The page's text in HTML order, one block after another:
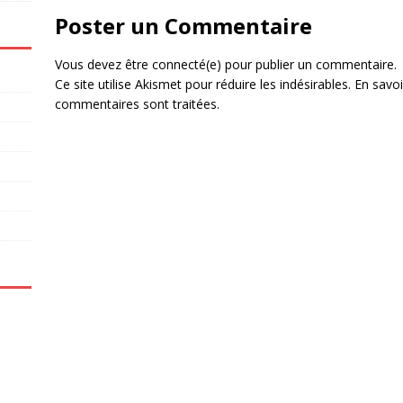
Poster un Commentaire
Vous devez être connecté(e) pour publier un commentaire.
Ce site utilise Akismet pour réduire les indésirables. En
commentaires sont traitées.